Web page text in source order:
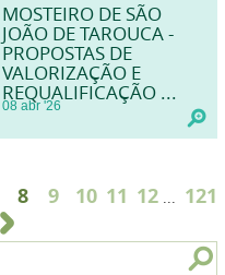
MOSTEIRO DE SÃO
JOÃO DE TAROUCA -
PROPOSTAS DE
VALORIZAÇÃO E
REQUALIFICAÇÃO ...
08 abr '26
8 9 10 11 12 ...
121